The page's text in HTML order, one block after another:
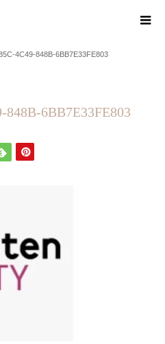
4C49-848B-6BB7E33FE803
848B-6BB7E33FE803